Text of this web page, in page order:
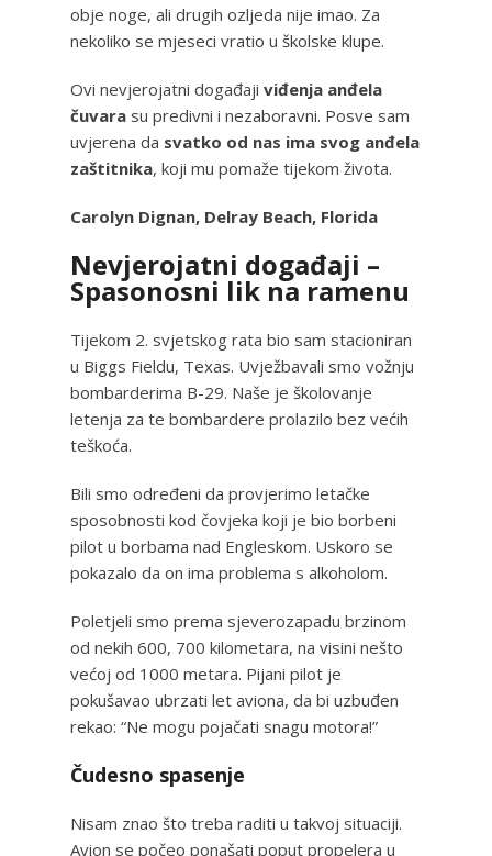
obje noge, ali drugih ozljeda nije imao. Za
nekoliko se mjeseci vratio u školske klupe.
Ovi nevjerojatni događaji viđenja anđela
čuvara su predivni i nezaboravni. Posve sam
uvjerena da svatko od nas ima svog anđela
zaštitnika, koji mu pomaže tijekom života.
Carolyn Dignan, Delray Beach, Florida
Nevjerojatni događaji –
Spasonosni lik na ramenu
Tijekom 2. svjetskog rata bio sam stacioniran
u Biggs Fieldu, Texas. Uvježbavali smo vožnju
bombarderima B-29. Naše je školovanje
letenja za te bombardere prolazilo bez većih
teškoća.
Bili smo određeni da provjerimo letačke
sposobnosti kod čovjeka koji je bio borbeni
pilot u borbama nad Engleskom. Uskoro se
pokazalo da on ima problema s alkoholom.
Poletjeli smo prema sjeverozapadu brzinom
od nekih 600, 700 kilometara, na visini nešto
većoj od 1000 metara. Pijani pilot je
pokušavao ubrzati let aviona, da bi uzbuđen
rekao: “Ne mogu pojačati snagu motora!”
Čudesno spasenje
Nisam znao što treba raditi u takvoj situaciji.
Avion se počeo ponašati poput propelera u